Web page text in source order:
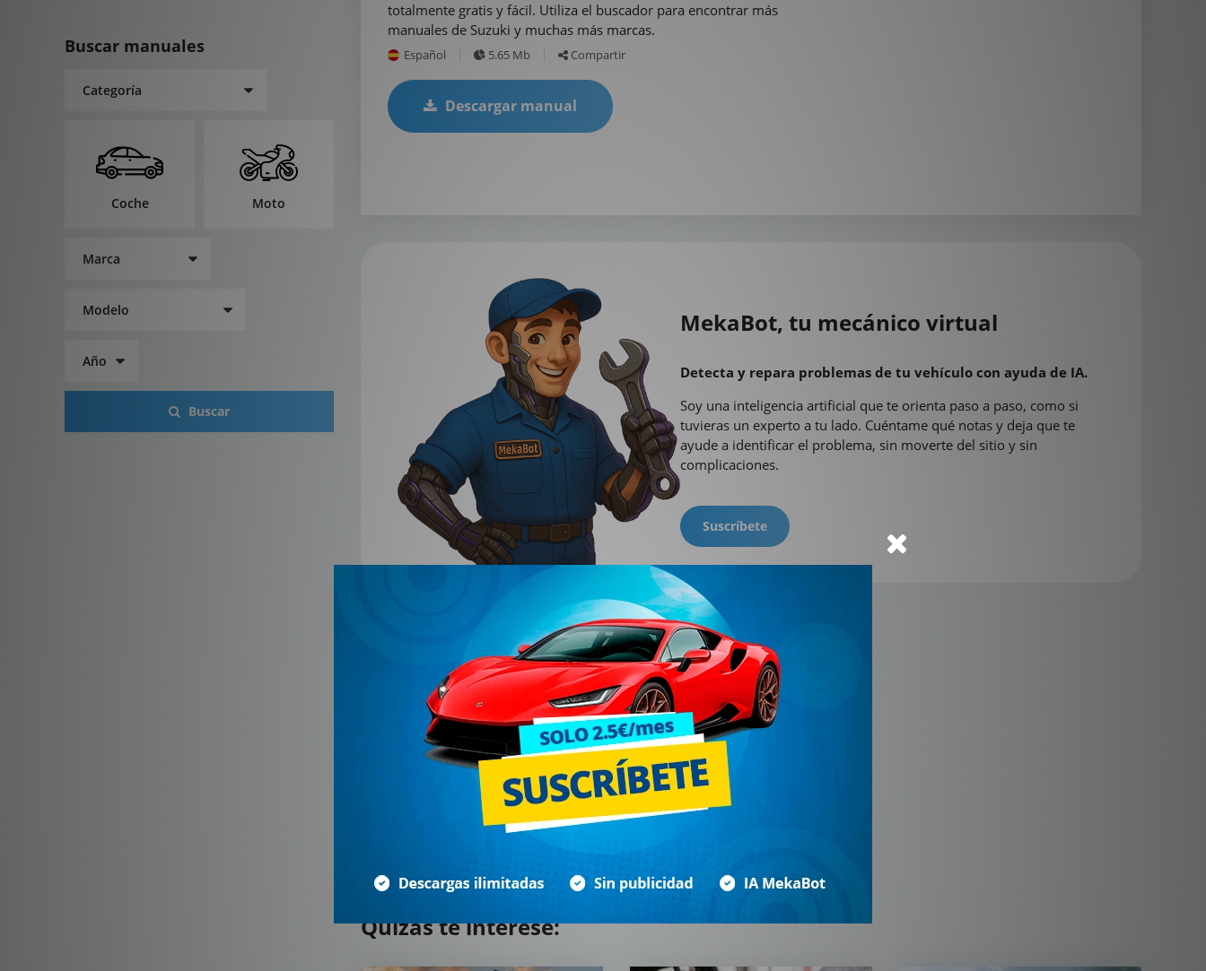
Buscar manuales
Coche Moto
Buscar
totalmente gratis y fácil. Utiliza el buscador para encontrar más
manuales de Suzuki y muchas más marcas.
Español 5.65 Mb Compartir
Descargar manual
MekaBot, tu mecánico virtual
Detecta y repara problemas de tu vehículo con ayuda de IA.
Soy una inteligencia artificial que te orienta paso a paso, como si
tuvieras un experto a tu lado. Cuéntame qué notas y deja que te
ayude a identificar el problema, sin moverte del sitio y sin
complicaciones.
Suscríbete
Quizás te interese: